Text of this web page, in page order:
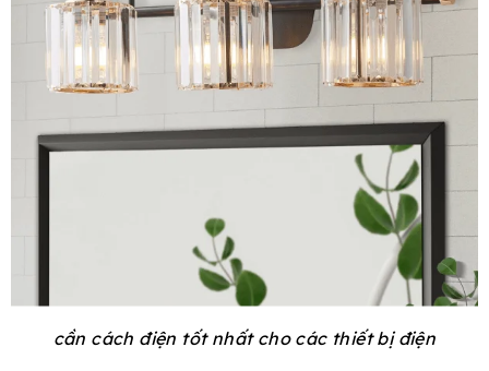
cần cách điện tốt nhất cho các thiết bị điện